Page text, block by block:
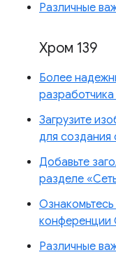
Различные
Хром 139
Более
Загрузите
для создания
Добавьте
разделе
конференции
Различные